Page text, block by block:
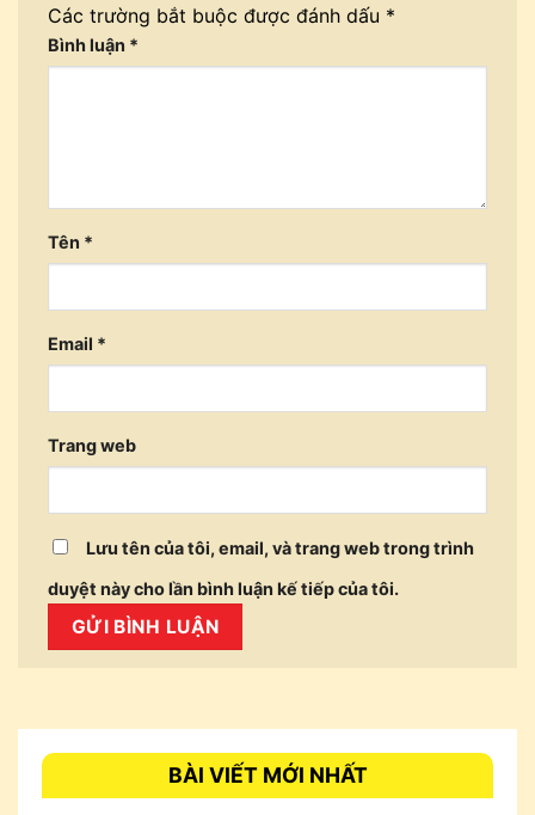
Các trường bắt buộc được đánh dấu *
Bình luận *
Tên *
Email *
Trang web
Lưu tên của tôi, email, và trang web trong trình
duyệt này cho lần bình luận kế tiếp của tôi.
BÀI VIẾT MỚI NHẤT